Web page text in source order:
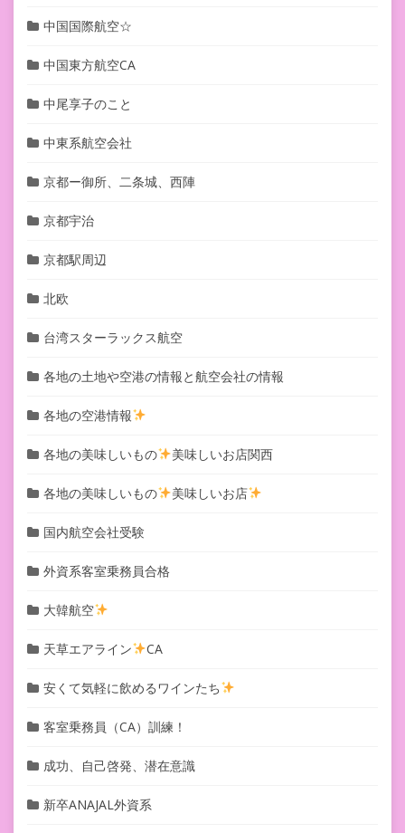
中国国際航空☆
中国東方航空CA
中尾享子のこと
中東系航空会社
京都ー御所、二条城、西陣
京都宇治
京都駅周辺
北欧
台湾スターラックス航空
各地の土地や空港の情報と航空会社の情報
各地の空港情報
各地の美味しいもの 美味しいお店関西
各地の美味しいもの 美味しいお店
国内航空会社受験
外資系客室乗務員合格
大韓航空
天草エアライン CA
安くて気軽に飲めるワインたち
客室乗務員（CA）訓練！
成功、自己啓発、潜在意識
新卒ANAJAL外資系